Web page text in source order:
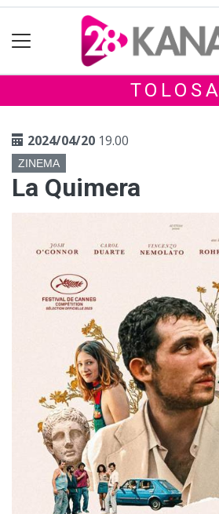
TOLOSA
2024/04/20 19.00
ZINEMA
La Quimera